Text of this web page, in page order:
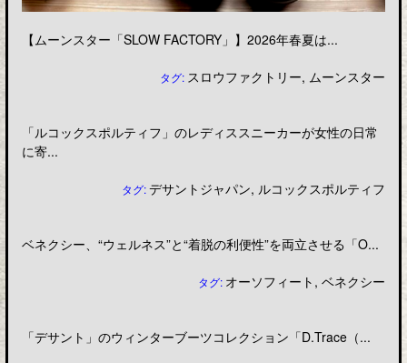
【ムーンスター「SLOW FACTORY」】2026年春夏は...
タグ: スロウファクトリー, ムーンスター
「ルコックスポルティフ」のレディススニーカーが女性の日常
に寄...
タグ:デサントジャパン, ルコックスポルティフ
ベネクシー、“ウェルネス”と“着脱の利便性”を両立させる「O...
タグ: オーソフィート ,ベネクシー
「デサント」のウィンターブーツコレクション「D.Trace（...